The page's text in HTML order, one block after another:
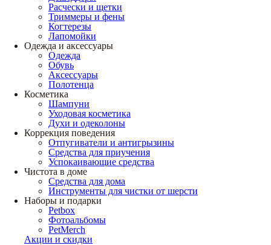
Расчески и щетки
Триммеры и фены
Когтерезы
Лапомойки
Одежда и аксессуары
Одежда
Обувь
Аксессуары
Полотенца
Косметика
Шампуни
Уходовая косметика
Духи и одеколоны
Коррекция поведения
Отпугиватели и антигрызины
Средства для приучения
Успокаивающие средства
Чистота в доме
Средства для дома
Инструменты для чистки от шерсти
Наборы и подарки
Petbox
Фотоальбомы
PetMerch
Акции и скидки